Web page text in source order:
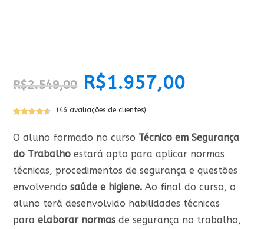
R$2.549,00
O
preço
original
R$2.549,00.
R$1.957,00preço
como4.65
baseado
em
de clientes
(46 avaliações de clientes)
O aluno formado no curso Técnico em Segurança
do Trabalho estará apto para aplicar normas
técnicas, procedimentos de segurança e questões
envolvendosaúde e higiene.Ao final do curso, o
aluno terá desenvolvido habilidades técnicas
paraelaborar normas de segurança no trabalho,